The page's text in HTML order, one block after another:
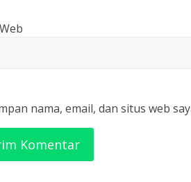
nama, email, dan situs web